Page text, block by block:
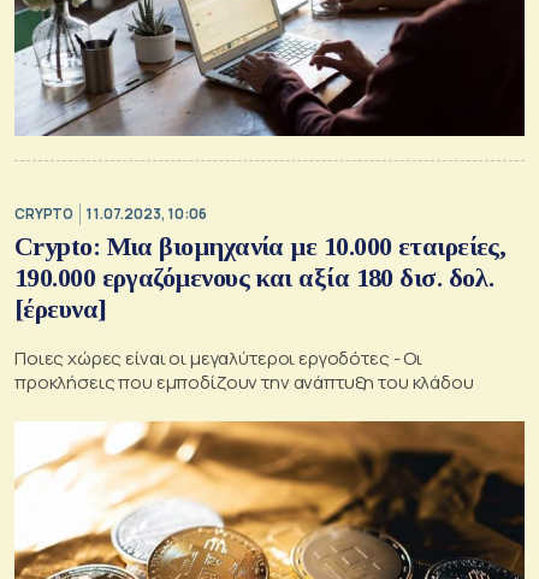
CRYPTO 11.07.2023, 10:06
Crypto: Mια βιομηχανία με 10.000 εταιρείες,
190.000 εργαζόμενους και αξία 180 δισ. δολ.
[έρευνα]
Ποιες χώρες είναι οι μεγαλύτεροι εργοδότες - Οι
προκλήσεις που εμποδίζουν την ανάπτυξη του κλάδου